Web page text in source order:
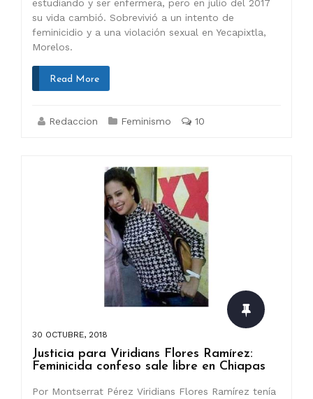
estudiando y ser enfermera, pero en julio del 2017
su vida cambió. Sobrevivió a un intento de
feminicidio y a una violación sexual en Yecapixtla,
Morelos.
Read More
Redaccion Feminismo 10
30 OCTUBRE, 2018
Justicia para Viridians Flores Ramírez:
Feminicida confeso sale libre en Chiapas
Por Montserrat Pérez Viridians Flores Ramírez tenía